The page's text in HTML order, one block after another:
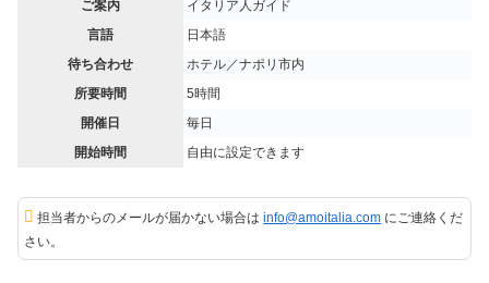
ご案内
イタリア人ガイド
言語
日本語
待ち合わせ
ホテル／ナポリ市内
所要時間
5時間
開催日
毎日
開始時間
自由に設定できます
担当者からのメールが届かない場合は info@amoitalia.com にご連絡くだ
さい。